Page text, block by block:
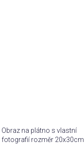
Obraz na plátno s vlastní
fotografií rozměr 20x30cm